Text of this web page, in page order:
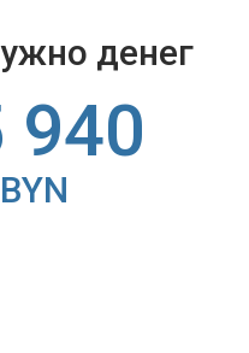
денег
940
BYN